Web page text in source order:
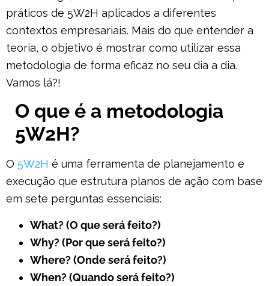
práticos de 5W2H aplicados a diferentes
contextos empresariais. Mais do que entender a
teoria, o objetivo é mostrar como utilizar essa
metodologia de forma eficaz no seu dia a dia.
Vamos lá?!
O que é a metodologia
5W2H?
O 5W2H é uma ferramenta de planejamento e
execução que estrutura planos de ação com base
em sete perguntas essenciais:
What? (O que será feito?)
Why? (Por que será feito?)
Where? (Onde será feito?)
When? (Quando será feito?)